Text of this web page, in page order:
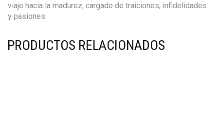
viaje hacia la madurez, cargado de traiciones, infidelidades
y pasiones.
PRODUCTOS RELACIONADOS